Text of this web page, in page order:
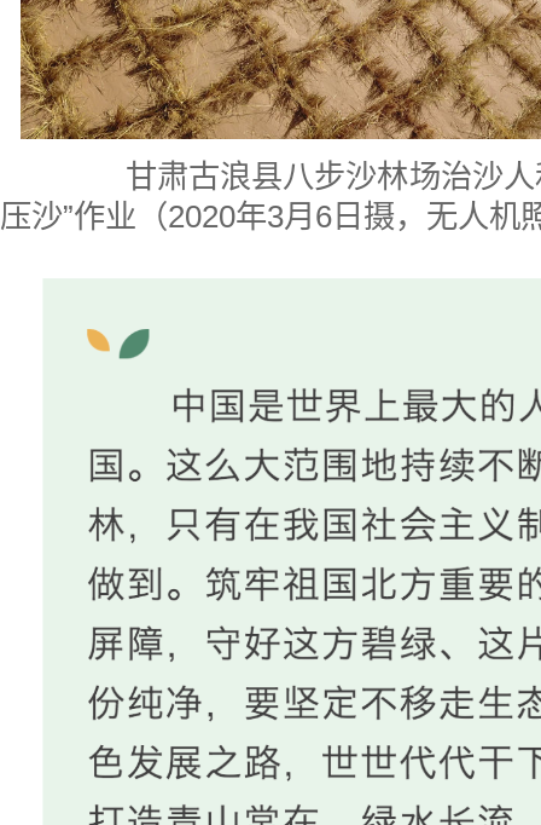
甘肃古浪县八步沙林场治沙人
压沙”作业（2020年3月6日摄，无人机